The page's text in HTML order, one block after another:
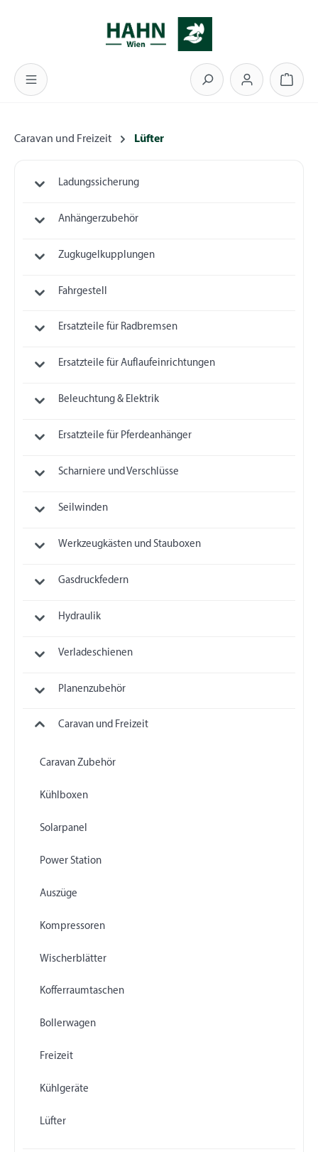
Caravan und Freizeit Lüfter
Ladungssicherung
Anhängerzubehör
Zugkugelkupplungen
Fahrgestell
Ersatzteile für Radbremsen
Ersatzteile für Auflaufeinrichtungen
Beleuchtung & Elektrik
Ersatzteile für Pferdeanhänger
Scharniere und Verschlüsse
Seilwinden
Werkzeugkästen und Stauboxen
Gasdruckfedern
Hydraulik
Verladeschienen
Planenzubehör
Caravan und Freizeit
Caravan Zubehör
Kühlboxen
Solarpanel
Power Station
Auszüge
Kompressoren
Wischerblätter
Kofferraumtaschen
Bollerwagen
Freizeit
Kühlgeräte
Lüfter